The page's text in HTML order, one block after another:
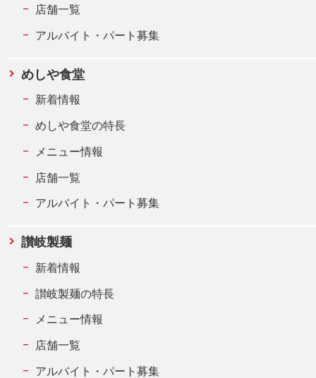
店舗一覧
アルバイト・パート募集
めしや食堂
新着情報
めしや食堂の特長
メニュー情報
店舗一覧
アルバイト・パート募集
讃岐製麺
新着情報
讃岐製麺の特長
メニュー情報
店舗一覧
アルバイト・パート募集